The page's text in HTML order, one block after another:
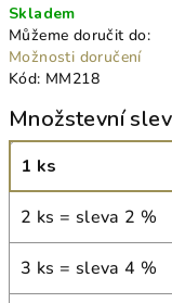
cena:
Skladem
Můžeme doručit do:
Možnosti doručení
Kód: MM218
Množstevní
1 ks
2 ks = sleva 2 %
3 ks = sleva 4 %